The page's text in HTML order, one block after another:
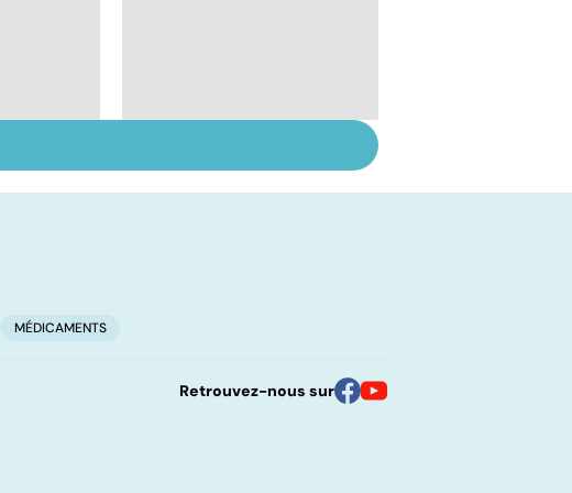
pour et le contre
MÉDICAMENTS
Retrouvez-nous sur